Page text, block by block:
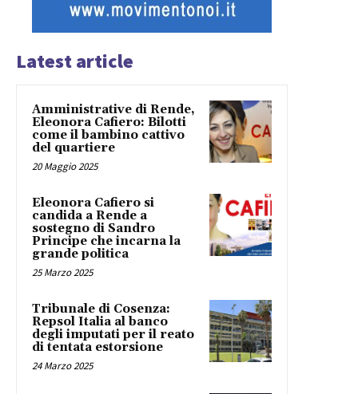
Latest article
Amministrative di Rende,
Eleonora Cafiero: Bilotti
come il bambino cattivo
del quartiere
20 Maggio 2025
Eleonora Cafiero si
candida a Rende a
sostegno di Sandro
Principe che incarna la
grande politica
25 Marzo 2025
Tribunale di Cosenza:
Repsol Italia al banco
degli imputati per il reato
di tentata estorsione
24 Marzo 2025